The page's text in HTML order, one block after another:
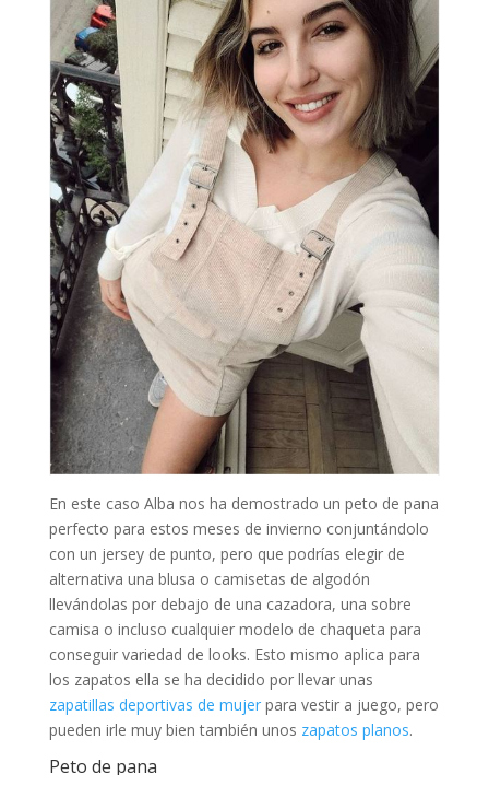
En este caso Alba nos ha demostrado un peto de pana
perfecto para estos meses de invierno conjuntándolo
con un jersey de punto, pero que podrías elegir de
alternativa una blusa o camisetas de algodón
llevándolas por debajo de una cazadora, una sobre
camisa o incluso cualquier modelo de chaqueta para
conseguir variedad de looks. Esto mismo aplica para
los zapatos ella se ha decidido por llevar unas
zapatillas deportivas de mujerpara vestir a juego, pero
pueden irle muy bien también unos zapatos planos.
Peto de pana